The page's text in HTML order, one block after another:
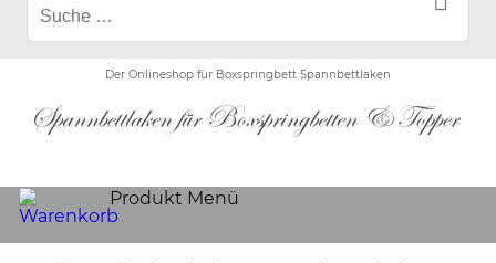
Der Onlineshop für Boxspringbett Spannbettlaken
Produkt Menü